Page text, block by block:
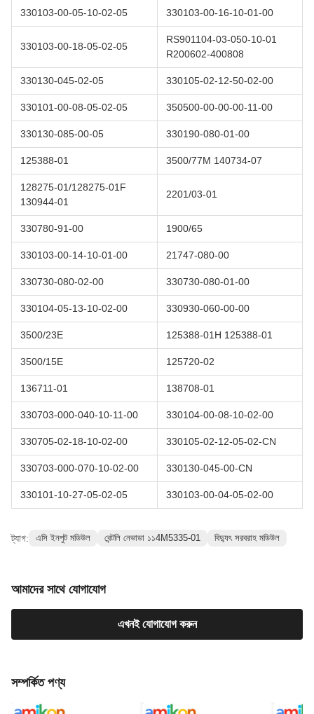
330103-00-05-10-02-05 330103-00-16-10-01-00
330103-00-18-05-02-05
RS901104-03-050-10-01
R200602-400808
330130-045-02-05 330105-02-12-50-02-00
330101-00-08-05-02-05 350500-00-00-00-11-00
330130-085-00-05 330190-080-01-00
125388-01 3500/77M 140734-07
128275-01/128275-01F
130944-01
2201/03-01
330780-91-00 1900/65
330103-00-14-10-01-00 21747-080-00
330730-080-02-00 330730-080-01-00
330104-05-13-10-02-00 330930-060-00-00
3500/23E 125388-01H 125388-01
3500/15E 125720-02
136711-01 138708-01
330703-000-040-10-11-00 330104-00-08-10-02-00
330705-02-18-10-02-00 330105-02-12-05-02-CN
330703-000-070-10-02-00 330130-045-00-CN
330101-10-27-05-02-05 330103-00-04-05-02-00
ট্যাগ: এসি ইনপুট মডিউল বেন্টলি নেভাডা ১১4M5335-01 বিদ্যুৎ সরবরাহ মডিউল
আমাদের সাথে যোগাযোগ
এখনই যোগাযোগ করুন
সম্পর্কিত পণ্য